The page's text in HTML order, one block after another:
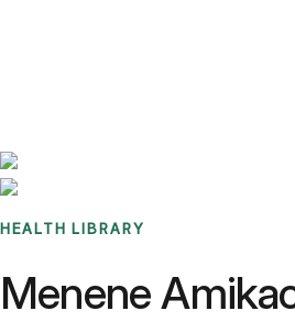
HEALTH LIBRARY
Menene